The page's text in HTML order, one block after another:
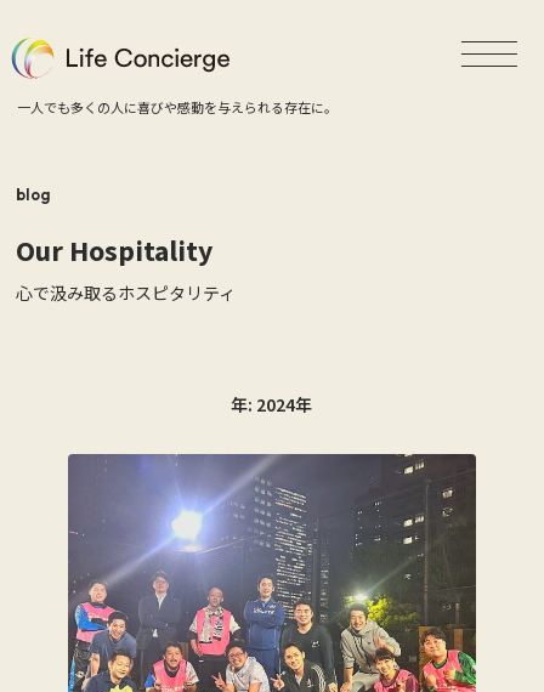
一人でも多くの人に喜びや感動を与えられる存在に。
blog
Our Hospitality
心で汲み取るホスピタリティ
年: 2024年